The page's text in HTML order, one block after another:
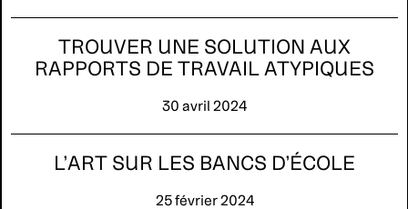
TROUVER UNE SOLUTION AUX
RAPPORTS DE TRAVAIL ATYPIQUES
30 avril 2024
L’ART SUR LES BANCS D’ÉCOLE
25 février 2024